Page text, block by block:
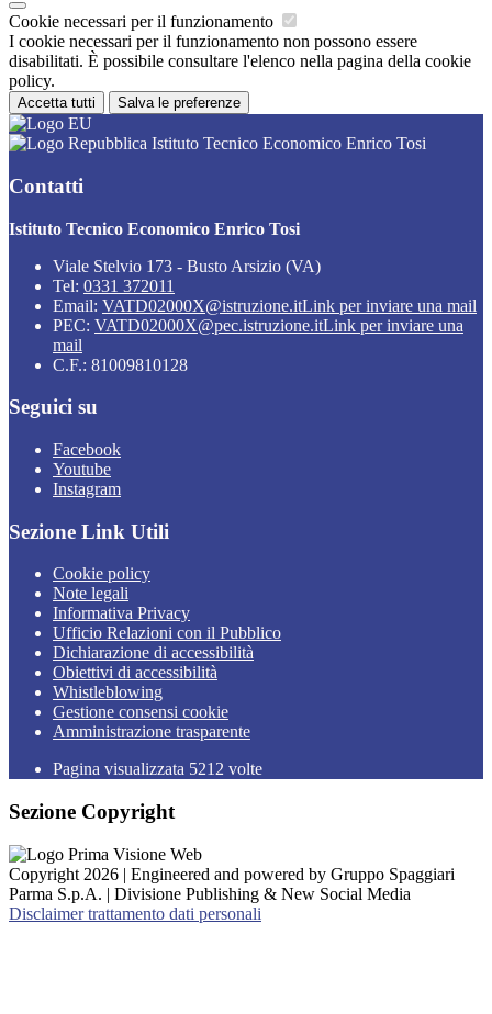
Cookie necessari per il funzionamento
I cookie necessari per il funzionamento non possono essere
disabilitati. È possibile consultare l'elenco nella pagina della cookie
policy.
Accetta tutti Salva le preferenze
Istituto Tecnico Economico Enrico Tosi
Contatti
Istituto Tecnico Economico Enrico Tosi
Viale Stelvio 173 - Busto Arsizio (VA)
Tel: 0331 372011
Email: VATD02000X@istruzione.itLink per inviare una mail
PEC: VATD02000X@pec.istruzione.itLink per inviare una
mail
C.F.: 81009810128
Seguici su
Facebook
Youtube
Instagram
Sezione Link Utili
Cookie policy
Note legali
Informativa Privacy
Ufficio Relazioni con il Pubblico
Dichiarazione di accessibilità
Obiettivi di accessibilità
Whistleblowing
Gestione consensi cookie
Amministrazione trasparente
Pagina visualizzata 5212 volte
Sezione Copyright
Copyright 2026 | Engineered and powered by Gruppo Spaggiari
Parma S.p.A. | Divisione Publishing & New Social Media
Disclaimer trattamento dati personali